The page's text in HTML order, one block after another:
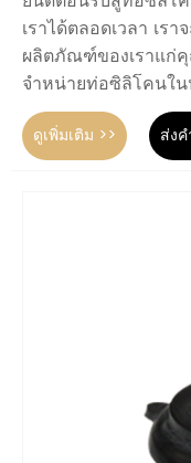
เราได้ตลอดเวลา เร
ผลิตภัณฑ์ของเราแก่
จำหน่ายท่อซิลิโคนใน
ดูเพิ่มเติม >> ส่ง